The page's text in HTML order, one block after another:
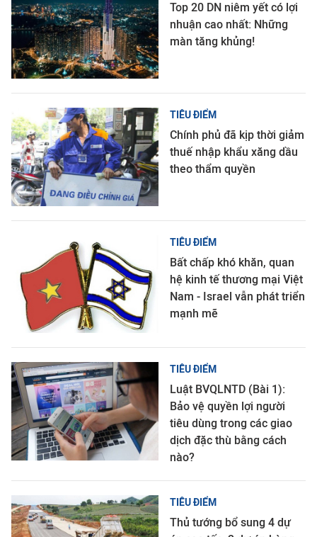
Top 20 DN niêm yết có lợi
nhuận cao nhất: Những
màn tăng khủng!
TIÊU ĐIỂM
Chính phủ đã kịp thời giảm
thuế nhập khẩu xăng dầu
theo thẩm quyền
TIÊU ĐIỂM
Bất chấp khó khăn, quan
hệ kinh tế thương mại Việt
Nam - Israel vẫn phát triển
mạnh mẽ
TIÊU ĐIỂM
Luật BVQLNTD (Bài 1):
Bảo vệ quyền lợi người
tiêu dùng trong các giao
dịch đặc thù bằng cách
nào?
TIÊU ĐIỂM
Thủ tướng bổ sung 4 dự